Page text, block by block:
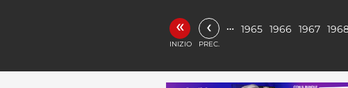
«
INIZIO
‹
PREC.
… 1965 1966 1967